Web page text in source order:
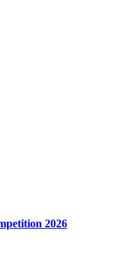
2026